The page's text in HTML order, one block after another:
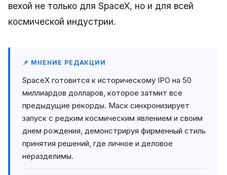
вехой не только для SpaceX, но и для всей
космической индустрии.
📌 МНЕНИЕ РЕДАКЦИИ
SpaceX готовится к историческому IPO на 50
миллиардов долларов, которое затмит все
предыдущие рекорды. Маск синхронизирует
запуск с редким космическим явлением и своим
днем рождения, демонстрируя фирменный стиль
принятия решений, где личное и деловое
неразделимы.